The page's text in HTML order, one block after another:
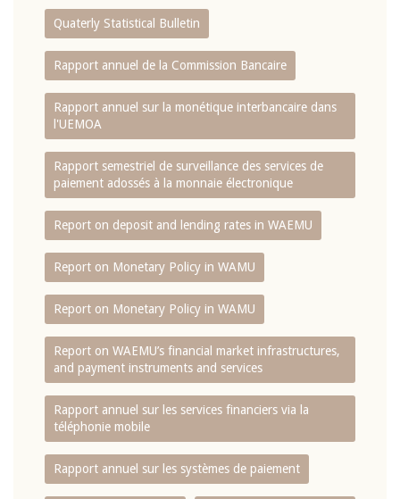
Quaterly Statistical Bulletin
Rapport annuel de la Commission Bancaire
Rapport annuel sur la monétique interbancaire dans
l'UEMOA
Rapport semestriel de surveillance des services de
paiement adossés à la monnaie électronique
Report on deposit and lending rates in WAEMU
Report on Monetary Policy in WAMU
Report on Monetary Policy in WAMU
Report on WAEMU’s financial market infrastructures,
and payment instruments and services
Rapport annuel sur les services financiers via la
téléphonie mobile
Rapport annuel sur les systèmes de paiement